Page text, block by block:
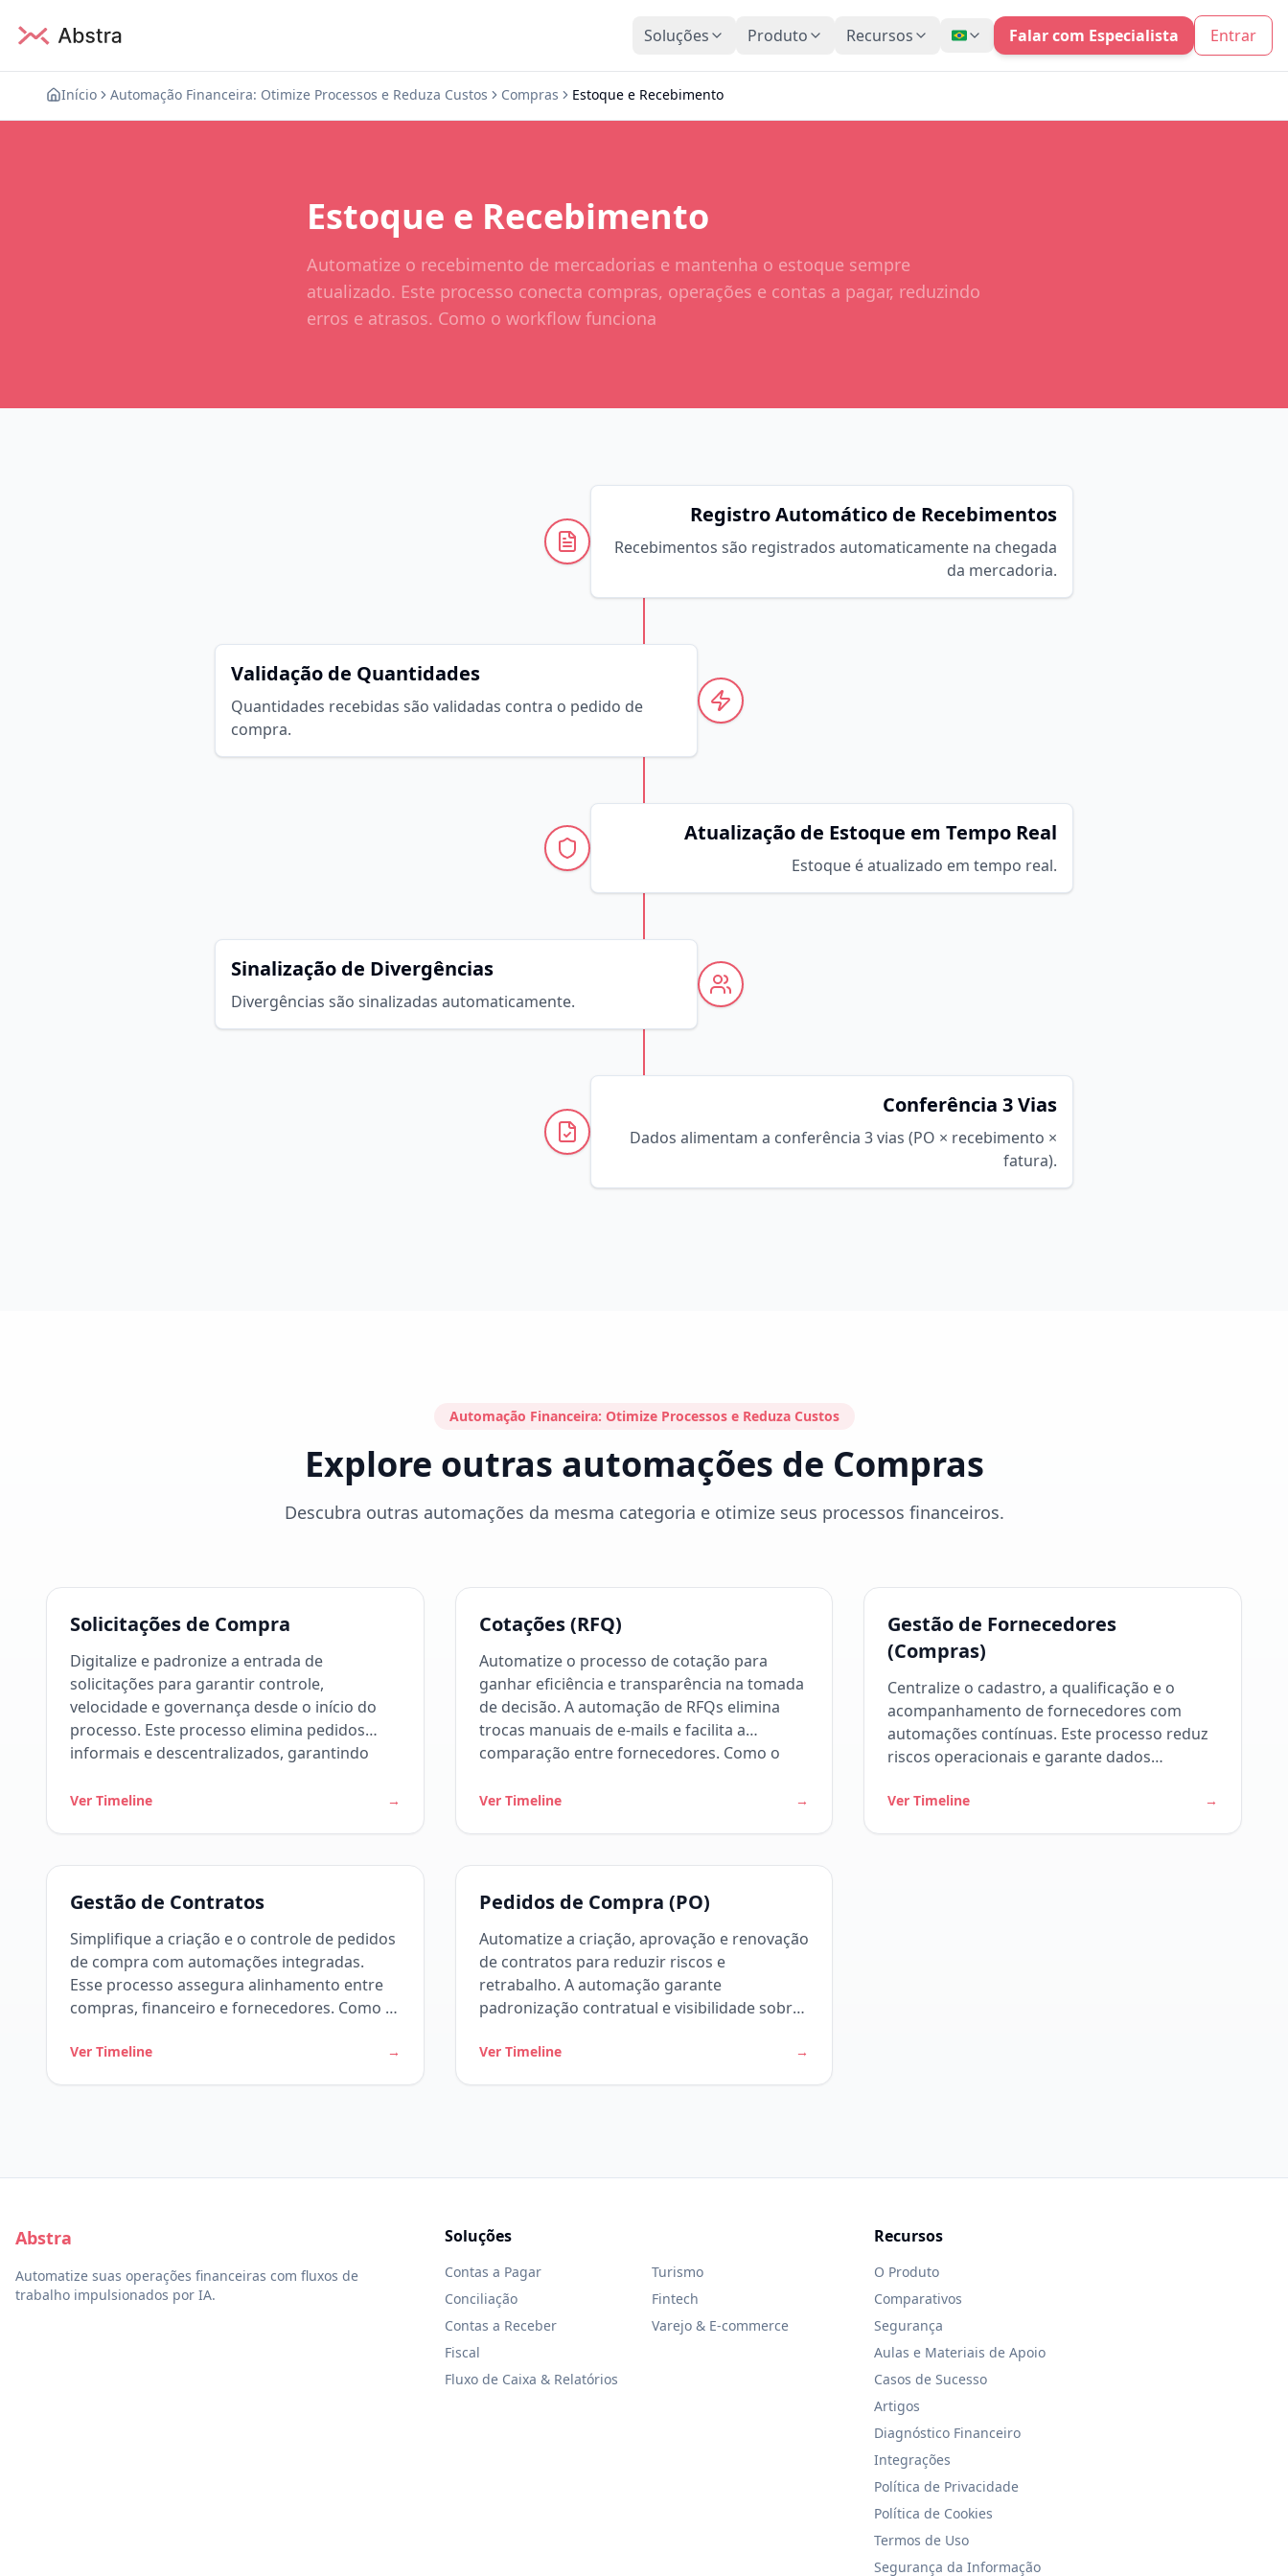
Soluções Produto Recursos Falar com Especialista Entrar
Início Automação Financeira: Otimize Processos e Reduza Custos Compras Estoque e Recebimento
Estoque e Recebimento
Automatize o recebimento de mercadorias e mantenha o estoque sempre
atualizado. Este processo conecta compras, operações e contas a pagar, reduzindo
erros e atrasos. Como o workflow funciona
Registro Automático de Recebimentos
Recebimentos são registrados automaticamente na chegada
da mercadoria.
Validação de Quantidades
Quantidades recebidas são validadas contra o pedido de
compra.
Atualização de Estoque em Tempo Real
Estoque é atualizado em tempo real.
Sinalização de Divergências
Divergências são sinalizadas automaticamente.
Conferência 3 Vias
Dados alimentam a conferência 3 vias (PO × recebimento ×
fatura).
Automação Financeira: Otimize Processos e Reduza Custos
Explore outras automações de Compras
Descubra outras automações da mesma categoria e otimize seus processos financeiros.
Solicitações de Compra
Digitalize e padronize a entrada de
solicitações para garantir controle,
velocidade e governança desde o início do
processo. Este processo elimina pedidos
informais e descentralizados, garantindo
Ver Timeline →
Cotações (RFQ)
Automatize o processo de cotação para
ganhar eficiência e transparência na tomada
de decisão. A automação de RFQs elimina
trocas manuais de e-mails e facilita a
comparação entre fornecedores. Como o
Ver Timeline →
Gestão de Fornecedores
(Compras)
Centralize o cadastro, a qualificação e o
acompanhamento de fornecedores com
automações contínuas. Este processo reduz
riscos operacionais e garante dados
Como o workflow funciona
Ver Timeline →
Gestão de Contratos
Simplifique a criação e o controle de pedidos
de compra com automações integradas.
Esse processo assegura alinhamento entre
compras, financeiro e fornecedores. Como o
Ver Timeline →
Pedidos de Compra (PO)
Automatize a criação, aprovação e renovação
de contratos para reduzir riscos e
retrabalho. A automação garante
padronização contratual e visibilidade sobre
funciona
Ver Timeline →
Abstra
Automatize suas operações financeiras com fluxos de
trabalho impulsionados por IA.
Soluções
Contas a Pagar
Conciliação
Contas a Receber
Fiscal
Fluxo de Caixa & Relatórios
Turismo
Fintech
Varejo & E-commerce
Recursos
O Produto
Comparativos
Segurança
Aulas e Materiais de Apoio
Casos de Sucesso
Artigos
Diagnóstico Financeiro
Integrações
Política de Privacidade
Política de Cookies
Termos de Uso
Segurança da Informação